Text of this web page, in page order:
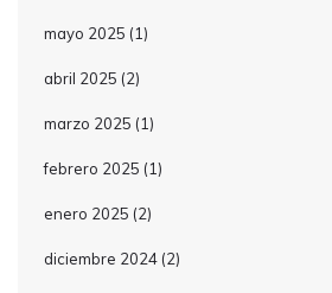
mayo 2025 (1)
abril 2025 (2)
marzo 2025 (1)
febrero 2025 (1)
enero 2025 (2)
diciembre 2024 (2)